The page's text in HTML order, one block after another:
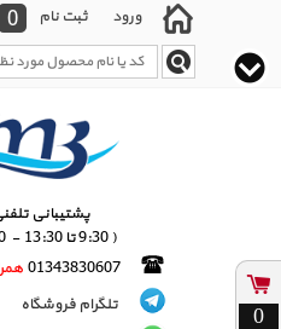
ورود ثبت نام 0
پشتیبانی
( 9:30 تا 13:30 - 15:30 تا 20:30 )
01343830607
تلگرام فروشگاه
0